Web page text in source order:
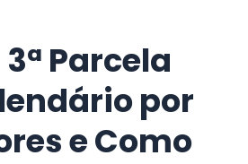
Parcela
por
e Como